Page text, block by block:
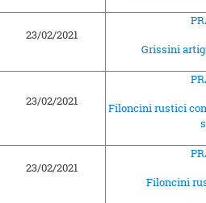
23/02/2021
Grissini
23/02/2021
Filoncini rustici con
23/02/2021
Filoncini